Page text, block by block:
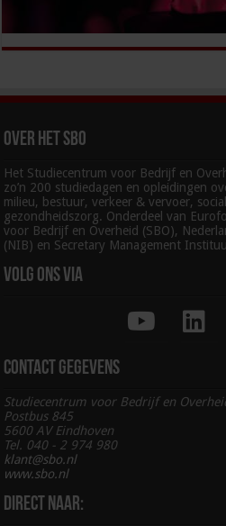
Over het SBO
Het Studiecentrum voor Bedrijf en
zo’n 200 studiedagen en opleidingen
milieu, bestuur, verkeer & vervoer,
gezondheidszorg. Onderdeel van
voor Bedrijf en Overheid (SBO),
(NIB) en Secretary Management
Volg ons via
Contact gegevens
Studiecentrum voor Bedrijf en
Postbus 845
5600 AV Eindhoven
Tel. 040 - 2 974 980
klant@sbo.nl
www.sbo.nl
Direct naar: